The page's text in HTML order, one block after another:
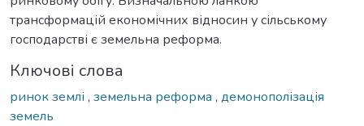
трансформацій економічних відносин у сільському
господарстві є земельна реформа.
Ключові слова
ринок землі , земельна реформа , демонополізація
земель